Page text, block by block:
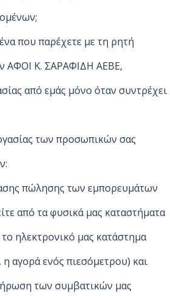
που παρέχετε με τη ρητή
ΑΦΟΙ Κ. ΣΑΡΑΦΙΔΗ ΑΕΒΕ,
από εμάς μόνο όταν συντρέχει
των προσωπικών σας
πώλησης των εμπορευμάτων
από τα φυσικά μας καταστήματα
ηλεκτρονικό μας κατάστημα
αγορά ενός πιεσόμετρου) και
των συμβατικών μας